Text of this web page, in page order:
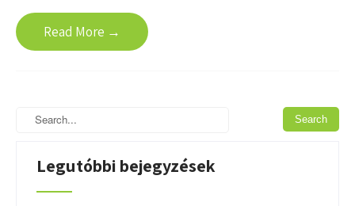
Read More →
Legutóbbi bejegyzések